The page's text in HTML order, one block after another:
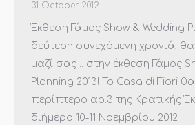
31 October 2012
Έκθεση Γάμος Show & Wedding
δεύτερη συνεχόμενη χρονιά,
μαζί σας .. στην έκθεση Γάμος
Planning 2013! Το Casa di Fiori
περίπτερο αρ.3 της Κρατικής
διήμερο 10-11 Νοεμβρίου 2012